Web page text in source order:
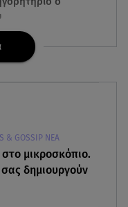
της
μπουν τα
από το 112
& GOSSIP ΝΕΑ
μικροσκόπιο.
σας δημιουργούν